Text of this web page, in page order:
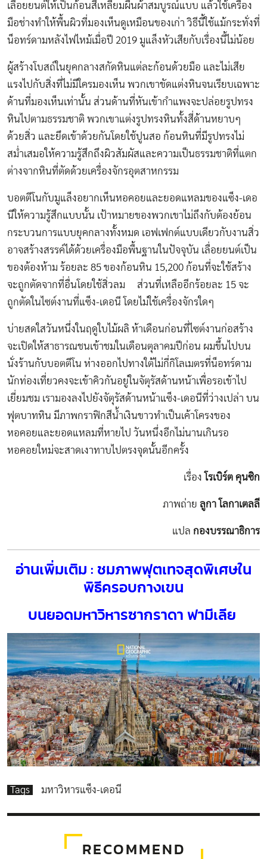
เลื่อยยนต์ให้เป็นก้อนสี่เหลี่ยมผืนผ้าสมบูรณ์แบบ แล้วใช้เครื่อง
มือช่างทำให้พื้นผิวที่มองเห็นดูเหมือนของเก่า วิธีนี้ใช้แม้กระทั่งที่
น็อทร์ดามหลังไฟไหม้เมื่อปี 2019 มูแล็งหัวเสียกับเรื่องนี้ไม่น้อย
ผู้สร้างโบสถ์ในยุคกลางสกัดหินแต่ละก้อนด้วยมือ และไม่เสีย
แรงไปกับสิ่งที่ไม่มีใครมองเห็น พวกเขาขัดแต่งหินจนเรียบเฉพาะ
ด้านที่มองเห็นเท่านั้น ส่วนด้านที่หันเข้ากำแพงจะปล่อยรูปทรง
หินไปตามธรรมชาติ พวกเขาแต่งรูปทรงหินทั้งสี่ด้านหยาบๆ
ด้วยสิ่ว และยึดเข้าด้วยกันโดยใช้ปูนสอ ก้อนหินที่มีรูปทรงไม่
สม่ำเสมอให้ความรู้สึกถึงผิวสัมผัสและความเป็นธรรมชาติที่แตก
ต่างจากหินที่ตัดด้วยเครื่องจักรอุตสาหกรรม
บอตตีโนกับมูแล็งอยากเห็นหอคอยและยอดแหลมของแซ็ง-เดอ
นีให้ความรู้สึกแบบนั้น เป้าหมายของพวกเขาไม่ถึงกับต้องย้อน
กระบวนการแบบยุคกลางทั้งหมด เอฟเฟกต์แบบเดียวกับงานสิ่ว
อาจสร้างสรรค์ได้ด้วยเครื่องมือพื้นฐานในปัจจุบัน เลื่อยยนต์เป็น
ของต้องห้าม ร้อยละ 85 ของก้อนหิน 15,200 ก้อนที่จะใช้สร้าง
จะถูกตัดจากที่อื่นโดยใช้สิ่วลม ส่วนที่เหลืออีกร้อยละ 15 จะ
ถูกตัดในไซต์งานที่แซ็ง-เดอนี โดยไม่ใช้เครื่องจักรใดๆ
บ่ายสดใสวันหนึ่งในฤดูใบไม้ผลิ ห้าเดือนก่อนที่ไซต์งานก่อสร้าง
จะเปิดให้สาธารณชนเข้าชมในเดือนตุลาคมปีก่อน ผมขึ้นไปบน
นั่งร้านกับบอตตีโน ห่างออกไปทางใต้ไม่กี่กิโลเมตรที่น็อทร์ดาม
นักท่องเที่ยวคงจะเข้าคิวกันอยู่ในจัตุรัสด้านหน้าเพื่อรอเข้าไป
เยี่ยมชม เรามองลงไปยังจัตุรัสด้านหน้าแซ็ง-เดอนีที่ว่างเปล่า บน
ฟุตบาทหิน มีภาพกราฟิกสีน้ำเงินขาวทำเป็นเค้าโครงของ
หอคอยและยอดแหลมที่หายไป วันหนึ่งอีกไม่นานเกินรอ
หอคอยใหม่จะสาดเงาทาบไปตรงจุดนั้นอีกครั้ง
เรื่อง โรเบิร์ต คุนซิก
ภาพถ่าย ลูกา โลกาเตลลี
แปล กองบรรณาธิการ
อ่านเพิ่มเติม : ชมภาพฟุตเทจสุดพิเศษใน
พิธีครอบกางเขน
บนยอดมหาวิหารซากราดา ฟามีเลีย
Tags มหาวิหารแซ็ง-เดอนี
RECOMMEND